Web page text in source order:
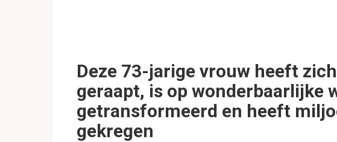
Deze 73-jarige vrouw heeft
geraapt, is op wonderbaarlijke
getransformeerd en heeft
gekregen